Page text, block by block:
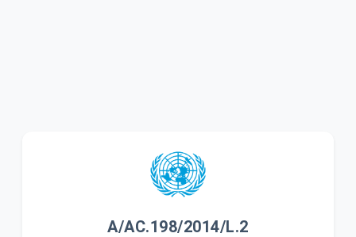
A/AC.198/2014/L.2